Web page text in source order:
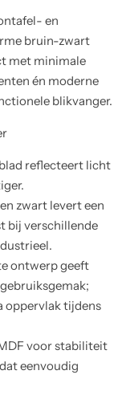
en
bruin-zwart
met minimale
én moderne
blikvanger.
reflecteert licht
zwart levert een
bij verschillende
ontwerp geeft
oppervlak tijdens
voor stabiliteit
eenvoudig